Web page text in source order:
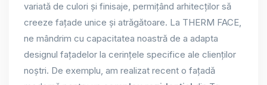
variată de culori și finisaje, permițând arhitecților să
creeze fațade unice și atrăgătoare. La THERM FACE,
ne mândrim cu capacitatea noastră de a adapta
designul fațadelor la cerințele specifice ale clienților
noștri. De exemplu, am realizat recent o fațadă